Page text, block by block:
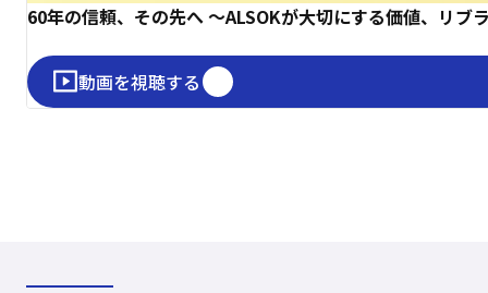
60年の信頼、その先へ ～ALSOKが大切にする価値、リブ
動画を視聴する